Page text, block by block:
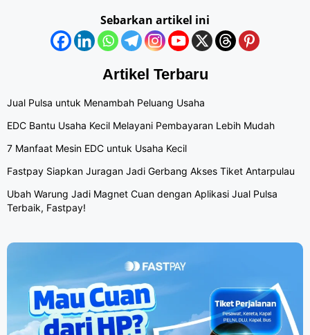
Sebarkan artikel ini
Artikel Terbaru
Jual Pulsa untuk Menambah Peluang Usaha
EDC Bantu Usaha Kecil Melayani Pembayaran Lebih Mudah
7 Manfaat Mesin EDC untuk Usaha Kecil
Fastpay Siapkan Juragan Jadi Gerbang Akses Tiket Antarpulau
Ubah Warung Jadi Magnet Cuan dengan Aplikasi Jual Pulsa
Terbaik, Fastpay!